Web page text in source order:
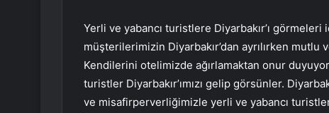
Yerli ve yabancı turistlere Diyarbakır’ı
müşterilerimizin Diyarbakır’dan ayrılırken
Kendilerini otelimizde ağırlamaktan onur
turistler Diyarbakır’ımızı gelip görsünler.
ve misafirperverliğimizle yerli ve yabancı